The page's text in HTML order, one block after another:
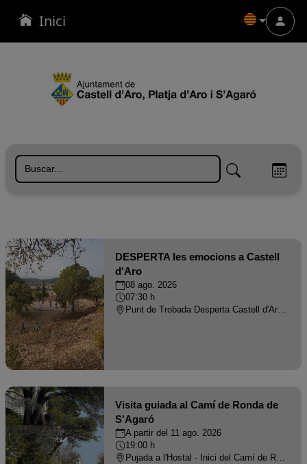
Inici
ONLINE
DESPERTA les emocions a Castell
d'Aro
08 ago. 2026
07:30 h
Punt de Trobada Desperta Castell d'Aro - CASTELL-PLATJA D'ARO
Visita guiada al Camí de Ronda de
S'Agaró
A partir del 11 ago. 2026
19:00 h